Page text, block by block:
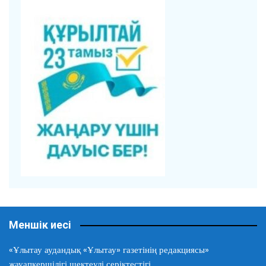
Меншік иесі
«Ұлытау аудандық «Ұлытау» газетінің редакциясы»